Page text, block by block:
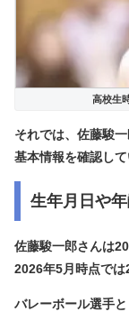
高校生
それでは、佐藤駿
基本情報を確認して
生年月日や年
佐藤駿一郎さんは
2026年5月時点では
バレーボール選手と